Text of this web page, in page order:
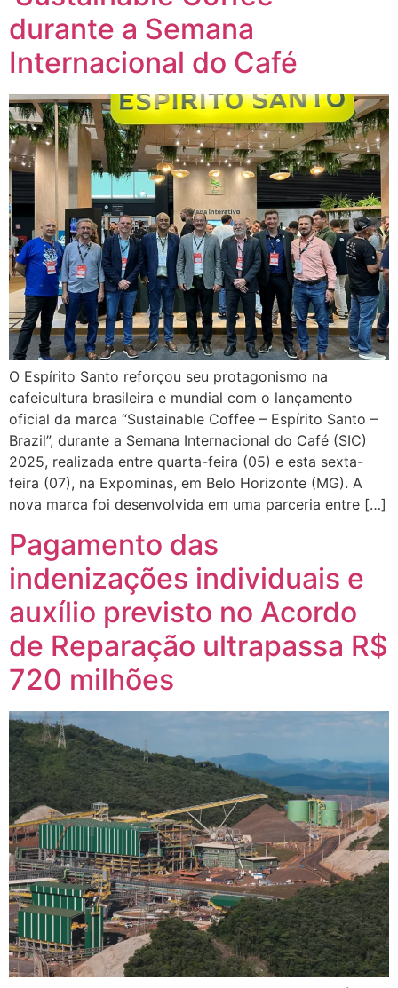
durante a Semana
Internacional do Café
O Espírito Santo reforçou seu protagonismo na
cafeicultura brasileira e mundial com o lançamento
oficial da marca “Sustainable Coffee – Espírito Santo –
Brazil”, durante a Semana Internacional do Café (SIC)
2025, realizada entre quarta-feira (05) e esta sexta-
feira (07), na Expominas, em Belo Horizonte (MG). A
nova marca foi desenvolvida em uma parceria entre […]
Pagamento das
indenizações individuais e
auxílio previsto no Acordo
de Reparação ultrapassa R$
720 milhões